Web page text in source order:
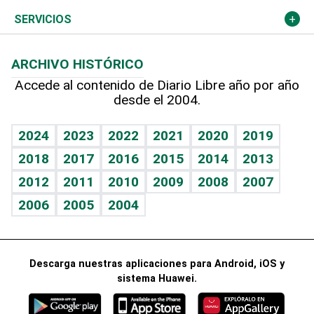
Resto del mundo
Economía personal
Podcast Arte Libre
Hablando con el pediatra
Vida y familia
Eñe
Celebrando la vida
Sin complejos
En pocas palabras
Escuchando al corazón
Economía Personal
Más deportes
TBT Deportivo
Noticiero Poteleche
Lecturas
Cambio climático
Opinión
Hecho en casa
Guía del dinero
SERVICIOS
Cumpleaños
Horóscopos
Juegos
ARCHIVO HISTÓRICO
Accede al contenido de Diario Libre año por año
desde el 2004.
2024 2023 2022 2021 2020
2019
2018
2017 2016 2015 2014
2013
2012
2011 2010 2009 2008
2007
2006
2005 2004
Descarga nuestras aplicaciones para Android, iOS y
sistema Huawei.